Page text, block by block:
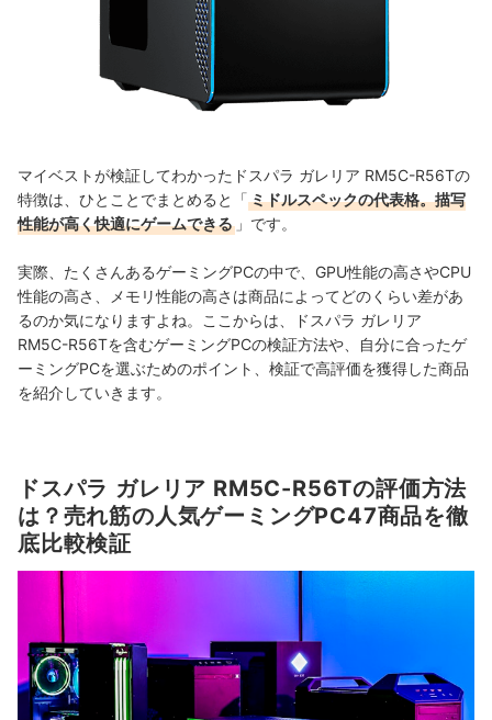
マイベストが検証してわかったドスパラ ガレリア RM5C-R56Tの
特徴は、ひとことでまとめると「ミドルスペックの代表格。描写
性能が高く快適にゲームできる 」です。
実際、たくさんあるゲーミングPCの中で、GPU性能の高さやCPU
性能の高さ、メモリ性能の高さは商品によってどのくらい差があ
るのか気になりますよね。ここからは、ドスパラ ガレリア
RM5C-R56Tを含むゲーミングPCの検証方法や、自分に合ったゲ
ーミングPCを選ぶためのポイント、検証で高評価を獲得した商品
を紹介していきます。
ドスパラ ガレリア RM5C-R56Tの評価方法
は？売れ筋の人気ゲーミングPC47商品を徹
底比較検証